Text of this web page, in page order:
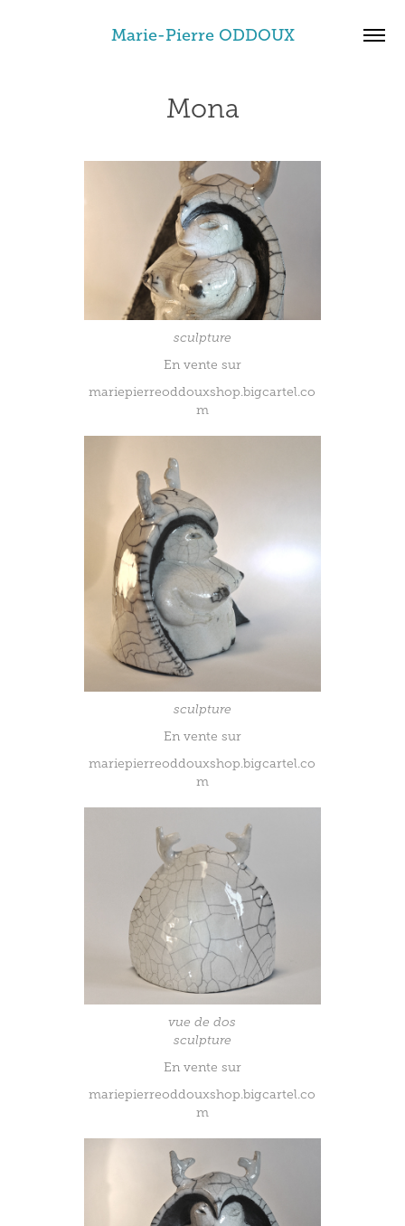
Marie-Pierre ODDOUX
Mona
sculpture
En vente sur
mariepierreoddouxshop.bigcartel.co
m
sculpture
En vente sur
mariepierreoddouxshop.bigcartel.co
m
vue de dos
sculpture
En vente sur
mariepierreoddouxshop.bigcartel.co
m